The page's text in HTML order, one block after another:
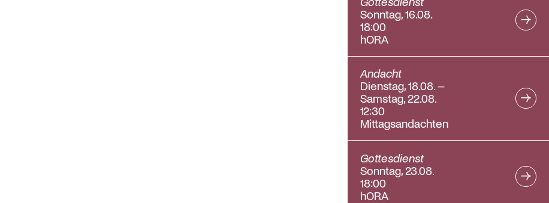
Sonntag, 16.08.
18:00
hORA
Andacht
Dienstag, 18.08. –
Samstag, 22.08.
12:30
Mittagsandachten
Gottesdienst
Sonntag, 23.08.
18:00
hORA